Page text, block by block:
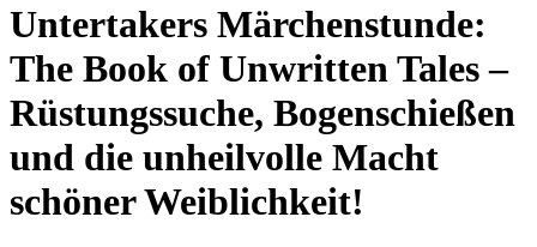
Untertakers Märchenstunde:
The Book of Unwritten Tales –
Rüstungssuche, Bogenschießen
und die unheilvolle Macht
schöner Weiblichkeit!